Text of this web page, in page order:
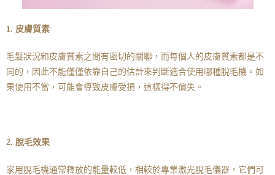
1. 皮膚質素
毛髮狀況和皮膚質素之間有密切的關聯，而每個人的皮膚質素都是不
同的，因此不能僅僅依靠自己的估計來判斷適合使用哪種脫毛機。如
果使用不當，可能會導致皮膚受損，這樣得不償失。
2. 脫毛效果
家用脫毛機通常釋放的能量較低，相較於專業激光脫毛儀器，它們可